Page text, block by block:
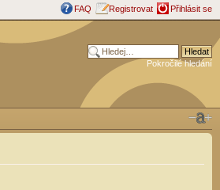
FAQ Registrovat Přihlásit se
Pokročilé hledání